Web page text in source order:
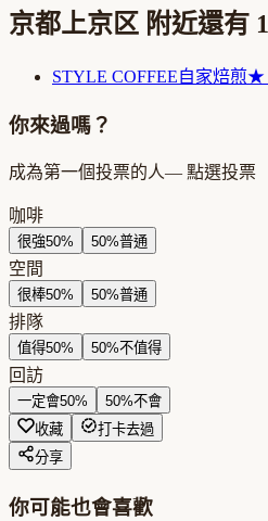
京都上京区 附近還有 1
STYLE COFFEE自家焙煎★
你來過嗎？
成為第一個投票的人— 點選投票
咖啡
很強50% 50%普通
空間
很棒50% 50%普通
排隊
值得50% 50%不值得
回訪
一定會50% 50%不會
收藏
打卡去過
分享
你可能也會喜歡